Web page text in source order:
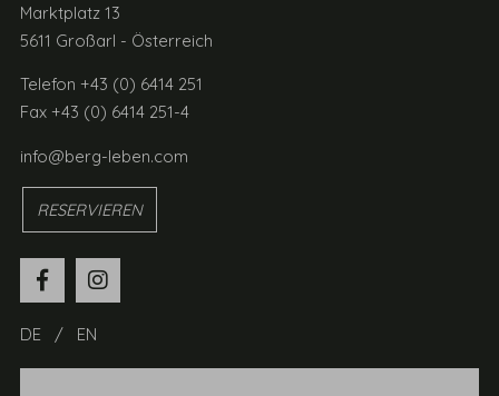
Marktplatz 13
5611 Großarl - Österreich
Telefon +43 (0) 6414 251
Fax +43 (0) 6414 251-4
info@berg-leben.com
RESERVIEREN
DE EN